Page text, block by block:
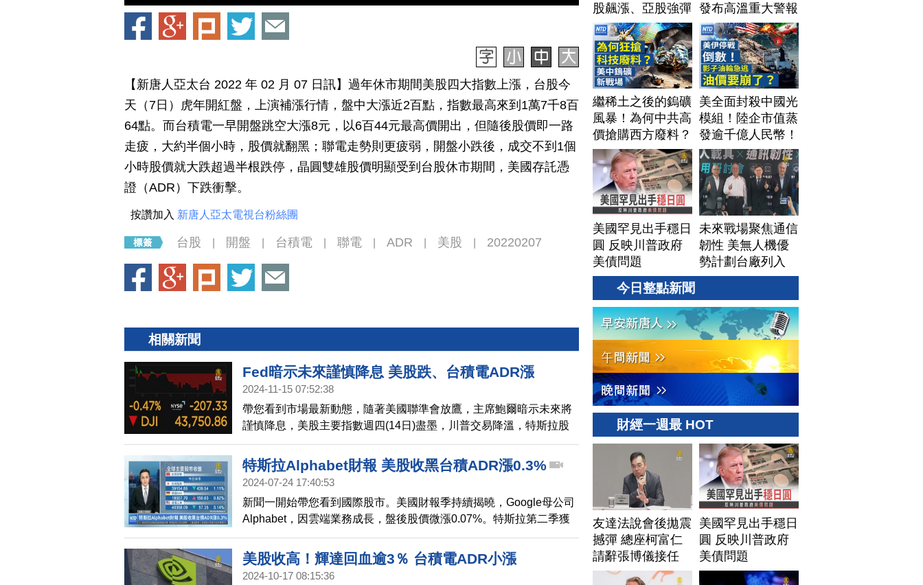
【新唐人亞太台 2022 年 02 月 07 日訊】過年休市期間美股四大指數上漲，台股今
天（7日）虎年開紅盤，上演補漲行情，盤中大漲近2百點，指數最高來到1萬7千8百
64點。而台積電一早開盤跳空大漲8元，以6百44元最高價開出，但隨後股價即一路
走疲，大約半個小時，股價就翻黑；聯電走勢則更疲弱，開盤小跌後，成交不到1個
小時股價就大跌超過半根跌停，晶圓雙雄股價明顯受到台股休市期間，美國存託憑
證（ADR）下跌衝擊。
按讚加入 新唐人亞太電視台粉絲團
台股 開盤 台積電 聯電 ADR 美股 20220207
相關新聞
Fed暗示未來謹慎降息 美股跌、台積電ADR漲
2024-11-15 07:52:38
帶您看到市場最新動態，隨著美國聯準會放鷹，主席鮑爾暗示未來將
謹慎降息，美股主要指數週四(14日)盡墨，川普交易降溫，特斯拉股
價跌近6%，中概股疲弱，而台積電ADR則是上揚0.99%。
特斯拉Alphabet財報 美股收黑台積ADR漲0.3%
2024-07-24 17:40:53
新聞一開始帶您看到國際股市。美國財報季持續揭曉，Google母公司
Alphabet，因雲端業務成長，盤後股價微漲0.07%。特斯拉第二季獲
利低於市場預期，股價下挫超過6%。美股週二（23日）終場收黑57
點，標普500跌幅0.16%、那斯達克小跌10點、費半下挫1.46%，代表
小型股的羅素2000收漲 1%。台積電ADR上漲0.3%，收在169.82美
美股收高！輝達回血逾3％ 台積電ADR小漲
2024-10-17 08:15:36
股飆漲、亞股強彈 發布高溫重大警報
繼稀土之後的鎢礦
風暴！為何中共高
價搶購西方廢料？
透視美中「鎢礦暗
戰」背後不為人知
的資源爭奪｜#財
經新聞｜
20260804(二)
美全面封殺中國光
模組！陸企市值蒸
發逾千億人民幣！
AI資料中心供應鏈
洗牌？台灣喜迎轉
單！成關鍵樞紐？
｜#財經新聞
│20260805 (三)
美國罕見出手穩日
圓 反映川普政府
美債問題
未來戰場聚焦通信
韌性 美無人機優
勢計劃台廠列入
今日整點新聞
財經一週最 HOT
友達法說會後拋震
撼彈 總座柯富仁
請辭張博儀接任
美國罕見出手穩日
圓 反映川普政府
美債問題